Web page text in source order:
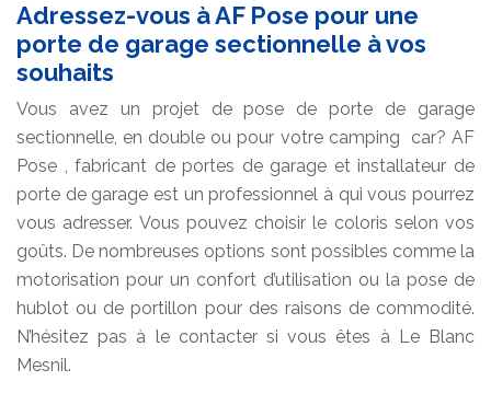
Adressez-vous à AF Pose pour une
porte de garage sectionnelle à vos
souhaits
Vous avez un projet de pose de porte de garage
sectionnelle, en double ou pour votre camping car? AF
Pose , fabricant de portes de garage et installateur de
porte de garage est un professionnel à qui vous pourrez
vous adresser. Vous pouvez choisir le coloris selon vos
goûts. De nombreuses options sont possibles comme la
motorisation pour un confort d’utilisation ou la pose de
hublot ou de portillon pour des raisons de commodité.
N’hésitez pas à le contacter si vous êtes à Le Blanc
Mesnil.